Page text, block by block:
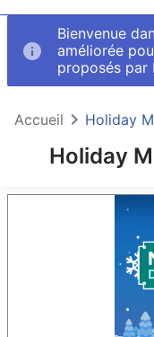
Bienvenue
améliorée
proposés par
Holiday
Accueil Holiday